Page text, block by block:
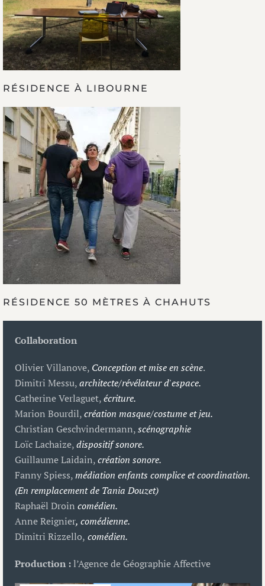
RÉSIDENCE À LIBOURNE
RÉSIDENCE 50 MÈTRES À CHAHUTS
Collaboration
Olivier Villanove, Conception et mise en scène.
Dimitri Messu,architecte/révélateur d'espace.
Catherine Verlaguet,écriture.
Marion Bourdil,création masque/costume et jeu.
Christian Geschvindermann,scénographie
Loïc Lachaize,dispositif sonore.
Guillaume Laidain,création sonore.
Fanny Spiess,médiation enfants complice et coordination.
(En remplacement de Tania Douzet)
Raphaël Droin comédien.
Anne Reignier, comédienne.
Dimitri Rizzello, comédien.
Production :l’Agence de Géographie Affective